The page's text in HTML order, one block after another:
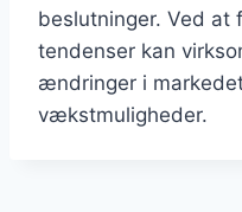
beslutninger. Ved at
tendenser kan
ændringer i
vækstmuligheder.